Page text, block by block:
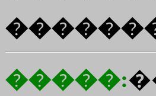
�����: